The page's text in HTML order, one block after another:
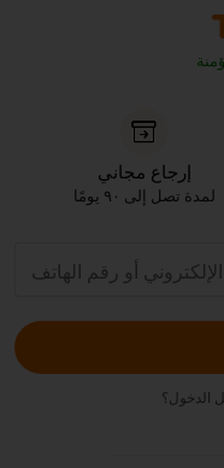
إرجاع مجاني
لمدة تصل إلى ٩٠ يومًا
الدخول؟